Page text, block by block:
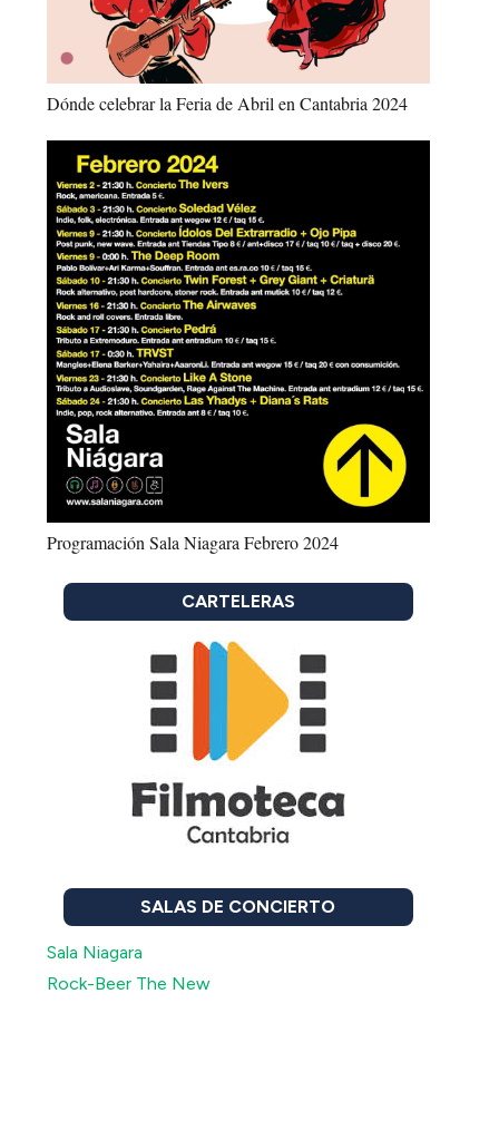
Dónde celebrar la Feria de Abril en Cantabria 2024
Programación Sala Niagara Febrero 2024
CARTELERAS
SALAS DE CONCIERTO
Sala Niagara
Rock-Beer The New